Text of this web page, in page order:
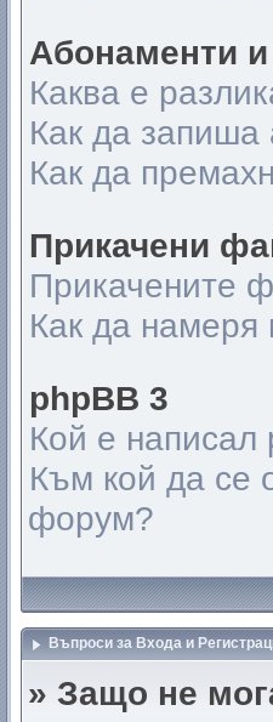
Абонаменти и
Каква е
Как да
Как да
Прикачени
Прикачените
Как да намеря
phpBB 3
Кой е написал
Към кой да се
форум?
Въпроси за Входа и
» Защо не